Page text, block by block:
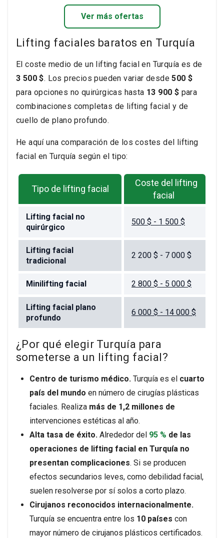
Ver más ofertas
Lifting faciales baratos en Turquía
El coste medio de un lifting facial en Turquía es de
3 500 $. Los precios pueden variar desde500 $
para opciones no quirúrgicas hasta 13 900 $ para
combinaciones completas de lifting facial y de
cuello de plano profundo.
He aquí una comparación de los costes del lifting
facial en Turquía según el tipo:
Tipo de lifting facial
Coste del lifting
facial
Lifting facial no
quirúrgico
500 $ - 1 500 $
Lifting facial
tradicional
2 200 $ - 7 000 $
Minilifting facial 2 800 $ - 5 000 $
Lifting facial plano
profundo
6 000 $ - 14 000 $
¿Por qué elegir Turquía para
someterse a un lifting facial?
Centro de turismo médico. Turquía es el cuarto
país del mundo en número de cirugías plásticas
faciales. Realiza más de 1,2 millones de
intervenciones estéticas al año.
Alta tasa de éxito. Alrededor del 95 % de las
operaciones de lifting facial en Turquía no
presentan complicaciones. Si se producen
efectos secundarios leves, como debilidad facial,
suelen resolverse por sí solos a corto plazo.
Cirujanos reconocidos internacionalmente.
Turquía se encuentra entre los 10 países con
mayor número de cirujanos plásticos certificados.